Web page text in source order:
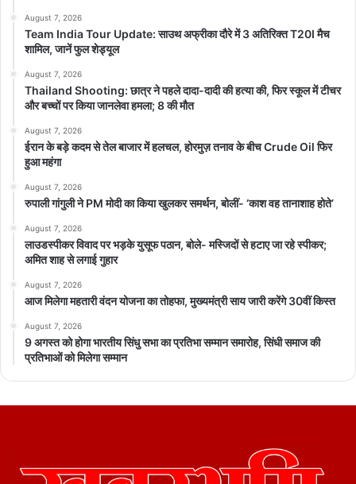
August 7, 2026
Team India Tour Update: साउथ अफ्रीका दौरे में 3 अतिरिक्त T20I मैच
शामिल, जानें फुल शेड्यूल
August 7, 2026
Thailand Shooting: छात्र ने पहले दादा-दादी की हत्या की, फिर स्कूल में टीचर
और बच्चों पर किया जानलेवा हमला; 8 की मौत
August 7, 2026
ईरान के बड़े कदम से तेल बाजार में हलचल, होरमुज़ तनाव के बीच Crude Oil फिर
हुआ महंगा
August 7, 2026
रुपाली गांगुली ने PM मोदी का किया खुलकर समर्थन, बोलीं- ‘काश वह तानाशाह होते’
August 7, 2026
लाउडस्पीकर विवाद पर भड़के युसूफ पठान, बोले- मस्जिदों से हटाए जा रहे स्पीकर;
अमित शाह से लगाई गुहार
August 7, 2026
आज मिलेगा महतारी वंदन योजना का तोहफा, मुख्यमंत्री साय जारी करेंगे 30वीं किस्त
August 7, 2026
9 अगस्त को होगा भारतीय सिंधु सभा का प्रतिभा सम्मान समारोह, सिंधी समाज की
प्रतिभाओं को मिलेगा सम्मान